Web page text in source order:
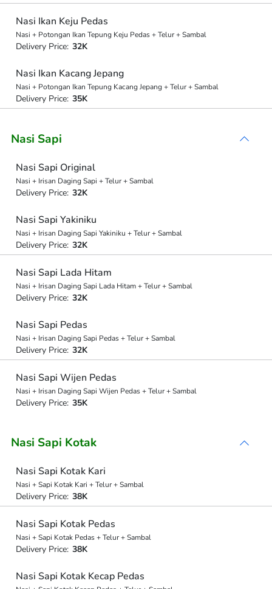
Nasi Ikan Keju Pedas
Nasi + Potongan Ikan Tepung Keju Pedas + Telur + Sambal
Delivery Price: 32K
Nasi Ikan Kacang Jepang
Nasi + Potongan Ikan Tepung Kacang Jepang + Telur + Sambal
Delivery Price: 35K
Nasi Sapi
Nasi Sapi Original
Nasi + Irisan Daging Sapi + Telur + Sambal
Delivery Price: 32K
Nasi Sapi Yakiniku
Nasi + Irisan Daging Sapi Yakiniku + Telur + Sambal
Delivery Price: 32K
Nasi Sapi Lada Hitam
Nasi + Irisan Daging Sapi Lada Hitam + Telur + Sambal
Delivery Price: 32K
Nasi Sapi Pedas
Nasi + Irisan Daging Sapi Pedas + Telur + Sambal
Delivery Price: 32K
Nasi Sapi Wijen Pedas
Nasi + Irisan Daging Sapi Wijen Pedas + Telur + Sambal
Delivery Price: 35K
Nasi Sapi Kotak
Nasi Sapi Kotak Kari
Nasi + Sapi Kotak Kari + Telur + Sambal
Delivery Price: 38K
Nasi Sapi Kotak Pedas
Nasi + Sapi Kotak Pedas + Telur + Sambal
Delivery Price: 38K
Nasi Sapi Kotak Kecap Pedas